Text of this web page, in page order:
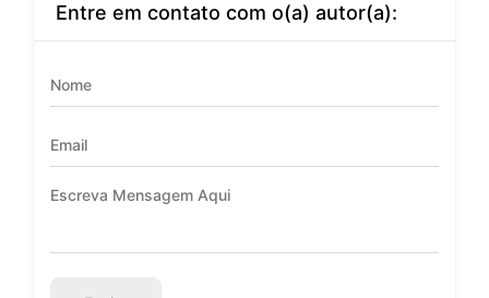
Entre em contato com o(a) autor(a):